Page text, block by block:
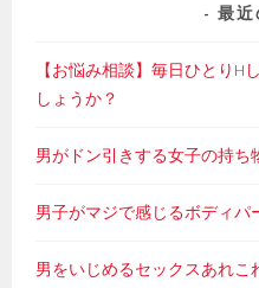
最近
【お悩み相談】毎日ひとり
しょうか？
男がドン引きする女子の持ち
男子がマジで感じるボディパ
男をいじめるセックスあれこ